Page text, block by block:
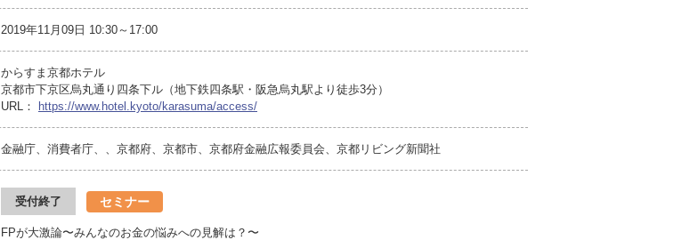
2019年11月09日 10:30～17:00
からすま京都ホテル
京都市下京区烏丸通り四条下ル（地下鉄四条駅・阪急烏丸駅より徒歩3分）
URL：
https://www.hotel.kyoto/karasuma/access/
金融庁、消費者庁、、京都府、京都市、京都府金融広報委員会、京都リビング新聞社
受付終了 セミナー
FPが大激論〜みんなのお金の悩みへの見解は？〜